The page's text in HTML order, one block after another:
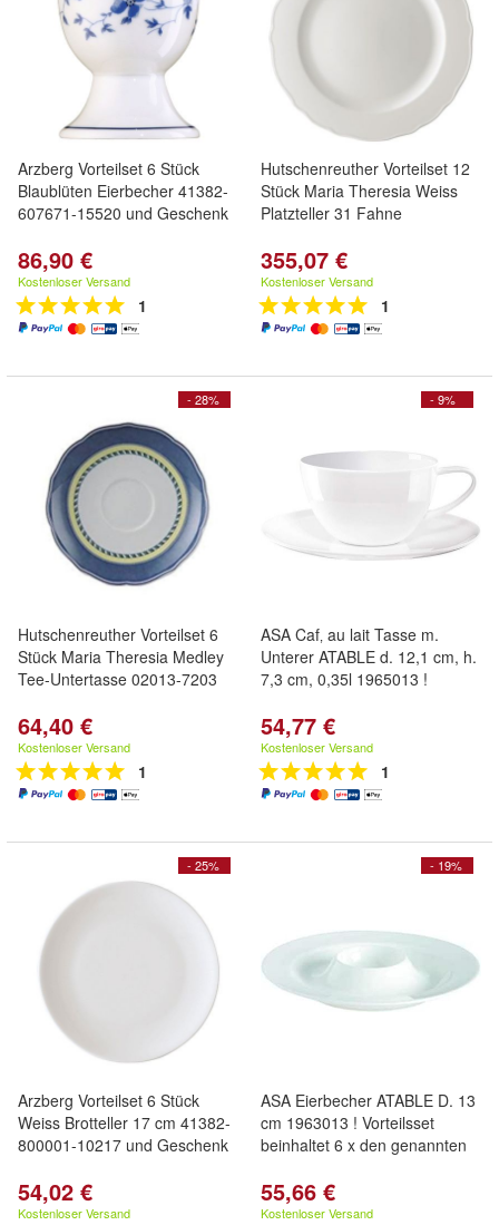
Arzberg Vorteilset 6 Stück
Blaublüten Eierbecher 41382-
607671-15520 und Geschenk
86,90 €
Kostenloser Versand
1
Hutschenreuther Vorteilset 12
Stück Maria Theresia Weiss
Platzteller 31 Fahne
355,07 €
Kostenloser Versand
1
- 28%
Hutschenreuther Vorteilset 6
Stück Maria Theresia Medley
Tee-Untertasse 02013-7203
64,40 €
Kostenloser Versand
1
- 9%
ASA Caf‚ au lait Tasse m.
Unterer ATABLE d. 12,1 cm, h.
7,3 cm, 0,35l 1965013 !
54,77 €
Kostenloser Versand
1
- 25%
Arzberg Vorteilset 6 Stück
Weiss Brotteller 17 cm 41382-
800001-10217 und Geschenk
54,02 €
Kostenloser Versand
- 19%
ASA Eierbecher ATABLE D. 13
cm 1963013 ! Vorteilsset
beinhaltet 6 x den genannten
55,66 €
Kostenloser Versand